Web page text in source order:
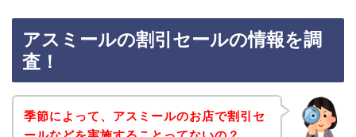
アスミールの割引セールの情報を調
査！
季節によって、アスミールのお店で割引セ